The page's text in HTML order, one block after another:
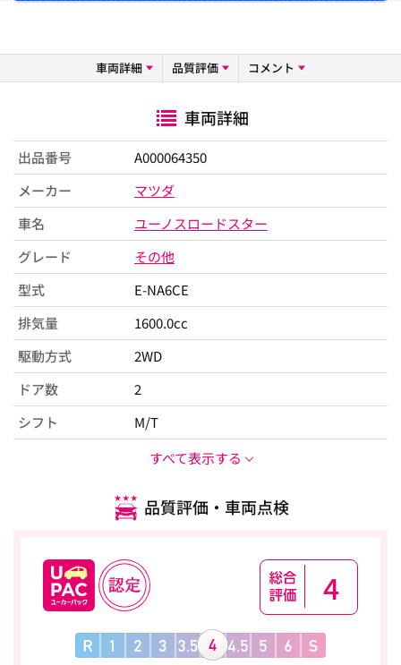
車両詳細 品質評価 コメント
車両詳細
出品番号
A000064350
メーカー
マツダ
車名
ユーノスロードスター
グレード
その他
型式
E-NA6CE
排気量
1600.0cc
駆動方式
2WD
ドア数
2
シフト
M/T
すべて表示する
品質評価・車両点検
4